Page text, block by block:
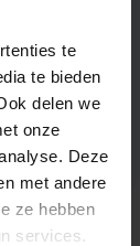
te
te bieden
delen we
onze
Deze
met andere
ze hebben
services.